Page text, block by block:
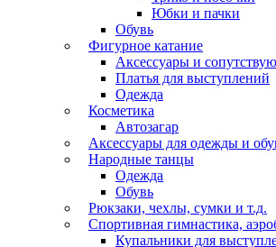
Юбки и пачки
Обувь
Фигурное катание
Аксессуары и
Платья для выступлений
Одежда
Косметика
Автозагар
Аксессуары для одежды и
Народные танцы
Одежда
Обувь
Рюкзаки, чехлы, сумки и т.д.
Спортивная гимнастика,
Купальники для